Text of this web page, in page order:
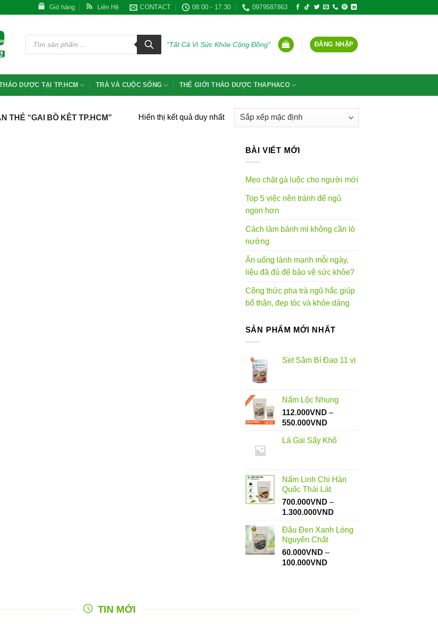
Giỏ hàng Liên Hệ CONTACT 08:00 - 17:30 0979587863
Tìm
kiếm
phẩm
"Tất Cả Vì Sức Khỏe Cộng Đồng" ĐĂNG NHẬP
DƯỢC TẠI TP.HCM TRÀ VÀ CUỘC SỐNG THẾ GIỚI THẢO DƯỢC THAPHACO
THẺ “GAI BỒ KÊT TP.HCM” Hiển thị kết quả duy nhất
BÀI VIẾT MỚI
Mẹo chặt gà luộc cho người mới
Top 5 việc nên tránh để ngủ
ngon hơn
Cách làm bánh mì không cần lò
nướng
Ăn uống lành mạnh mỗi ngày,
liệu đã đủ để bảo vệ sức khỏe?
Công thức pha trà ngũ hắc giúp
bổ thận, đẹp tóc và khỏe dáng
SẢN PHẨM MỚI NHẤT
Set Sâm Bí Đao 11 vị
Nấm Lộc Nhung
112.000VND –
550.000VNDKhoảng
từ
Lá Gai Sấy Khô
Nấm Linh Chi Hàn
Quốc Thái Lát
700.000VND –
1.300.000VNDKhoảng
từ
Đậu Đen Xanh Lòng
Nguyên Chất
60.000VND –
100.000VNDKhoảng
TIN MỚI